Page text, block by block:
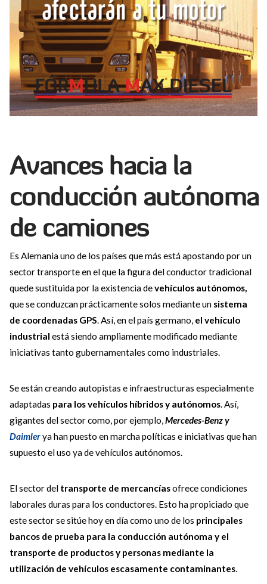
Avances hacia la
conducción autónoma
de camiones
Es Alemania uno de los países que más está apostando por un
sector transporte en el que la figura del conductor tradicional
quede sustituida por la existencia devehículos autónomos,
que se conduzcan prácticamente solos mediante un sistema
de coordenadas GPS. Así, en el país germano, el vehículo
industrial está siendo ampliamente modificado mediante
iniciativas tanto gubernamentales como industriales.
Se están creando autopistas e infraestructuras especialmente
adaptadas para los vehículos híbridos y autónomos. Así,
gigantes del sector como, por ejemplo,Mercedes-Benz y
Daimlerya han puesto en marcha políticas e iniciativas que han
supuesto el uso ya de vehículos autónomos.
El sector del transporte de mercancíasofrece condiciones
laborales duras para los conductores. Esto ha propiciado que
este sector se sitúe hoy en día como uno de los principales
bancos de prueba para la conducción autónoma y el
transporte de productos y personas mediante la
utilización de vehículos escasamente contaminantes.